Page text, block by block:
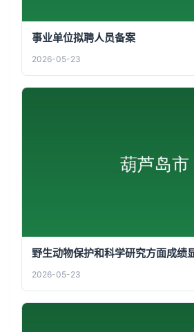
事业单位拟聘人员备案
2026-05-23
野生动物保护和科学研究方面成绩
2026-05-23